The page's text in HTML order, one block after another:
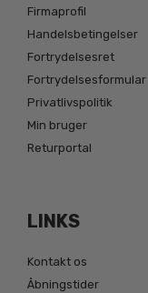
Firmaprofil
Handelsbetingelser
Fortrydelsesret
Fortrydelsesformular
Privatlivspolitik
Min bruger
Returportal
LINKS
Kontakt os
Åbningstider